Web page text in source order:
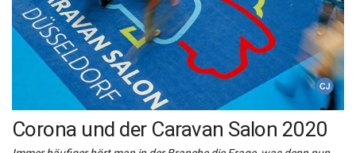
Corona und der Caravan Salon 2020